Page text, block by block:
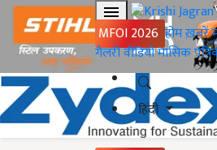
MFOI 2026 होमख़बरें
गैलरीवीडियोमासिक
हिंदी